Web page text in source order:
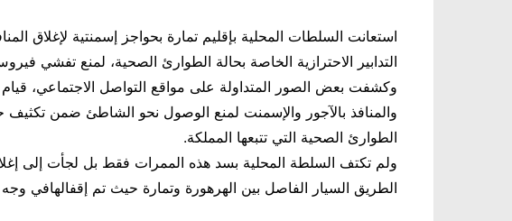
استعانت السلطات المحلية بإقليم تمارة بحواجز إسمنتية لإغلاق
التدابير الاحترازية الخاصة بحالة الطوارئ الصحية، لمنع تفشي
وكشفت بعض الصور المتداولة على مواقع التواصل الاجتماعي،
والمنافذ بالآجور والإسمنت لمنع الوصول نحو الشاطئ ضمن تكثيف
الطوارئ الصحية التي تتبعها المملكة.
ولم تكتف السلطة المحلية بسد هذه الممرات فقط بل لجأت إلى
الطريق السيار الفاصل بين الهرهورة وتمارة حيث تم إقفالهافي وجه